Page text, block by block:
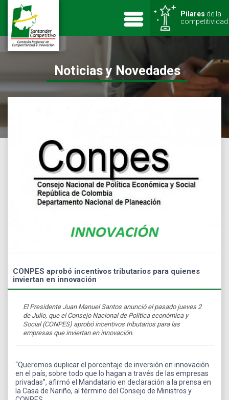
Pilares de la
competitividad
Noticias y Novedades
CONPES aprobó incentivos tributarios para quienes
inviertan en innovación
El Presidente Juan Manuel Santos anunció el pasado jueves 2
de Julio, que el Consejo Nacional de Política económica y
Social (CONPES) aprobó incentivos tributarios para las
empresas que inviertan en innovación.
“Queremos duplicar el porcentaje de inversión en innovación
en el país, sobre todo que lo hagan a través de las empresas
privadas”, afirmó el Mandatario en declaración a la prensa en
la Casa de Nariño, al término del Consejo de Ministros y